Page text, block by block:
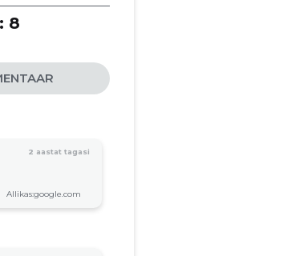
8
2 aastat tagasi
Allikas:google.com